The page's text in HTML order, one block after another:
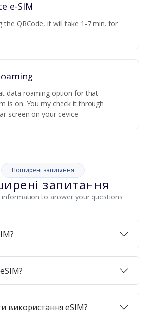
e-SIM
the QRCode, it will take 1-7 min. for
data roaming option for that
is on. You my check it through
screen on your device
Поширені запитання
запитання
information to answer your questions
використання eSIM?